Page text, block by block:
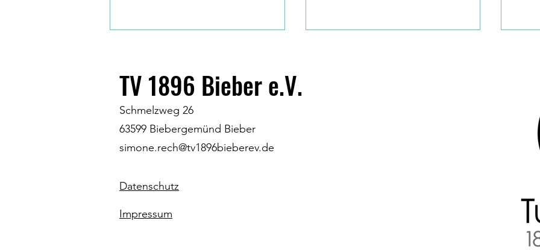
Jährlicher Ausflug der Turngruppe
TV 1896 Bieber e.V.
Schmelzweg 26
63599 Biebergemünd Bieber
simone.rech@tv1896bieberev.de
Datenschutz
Impressum